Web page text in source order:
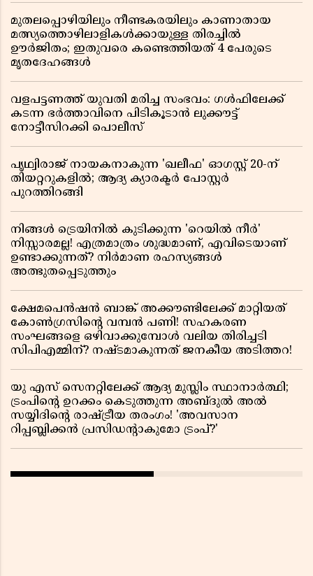
മുതലപ്പൊഴിയിലും നീണ്ടകരയിലും കാണാതായ
മത്സ്യത്തൊഴിലാളികൾക്കായുള്ള തിരച്ചിൽ
ഊർജിതം; ഇതുവരെ കണ്ടെത്തിയത് 4 പേരുടെ
മൃതദേഹങ്ങൾ
വളപട്ടണത്ത് യുവതി മരിച്ച സംഭവം: ഗൾഫിലേക്ക്
കടന്ന ഭർത്താവിനെ പിടികൂടാൻ ലുക്കൗട്ട്
നോട്ടീസിറക്കി പൊലീസ്
പൃഥ്വിരാജ് നായകനാകുന്ന 'ഖലീഫ' ഓഗസ്റ്റ് 20-ന്
തിയറ്ററുകളിൽ; ആദ്യ ക്യാരക്ടർ പോസ്റ്റർ
പുറത്തിറങ്ങി
നിങ്ങൾ ട്രെയിനിൽ കുടിക്കുന്ന 'റെയിൽ നീർ'
നിസ്സാരമല്ല! എത്രമാത്രം ശുദ്ധമാണ്, എവിടെയാണ്
ഉണ്ടാക്കുന്നത്? നിർമാണ രഹസ്യങ്ങൾ
അത്ഭുതപ്പെടുത്തും
ക്ഷേമപെൻഷൻ ബാങ്ക് അക്കൗണ്ടിലേക്ക് മാറ്റിയത്
കോൺഗ്രസിന്റെ വമ്പൻ പണി! സഹകരണ
സംഘങ്ങളെ ഒഴിവാക്കുമ്പോൾ വലിയ തിരിച്ചടി
സിപിഎമ്മിന്? നഷ്ടമാകുന്നത് ജനകീയ അടിത്തറ!
യു എസ് സെനറ്റിലേക്ക് ആദ്യ മുസ്ലിം സ്ഥാനാർത്ഥി;
ട്രംപിന്റെ ഉറക്കം കെടുത്തുന്ന അബ്ദുൽ അൽ
സയ്യിദിന്റെ രാഷ്ട്രീയ തരംഗം! 'അവസാന
റിപ്പബ്ലിക്കൻ പ്രസിഡന്റാകുമോ ട്രംപ്?'